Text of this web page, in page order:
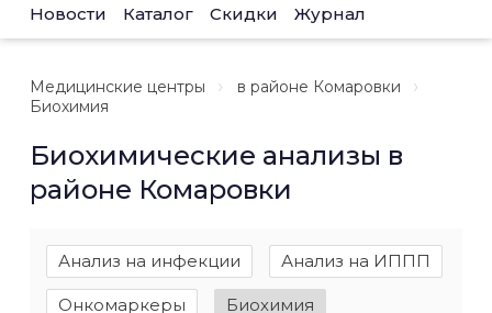
Новости Каталог Скидки Журнал
Медицинские центры
в районе Комаровки
Биохимия
Биохимические анализы в
районе Комаровки
Анализ на инфекции Анализ на ИППП
Онкомаркеры Биохимия